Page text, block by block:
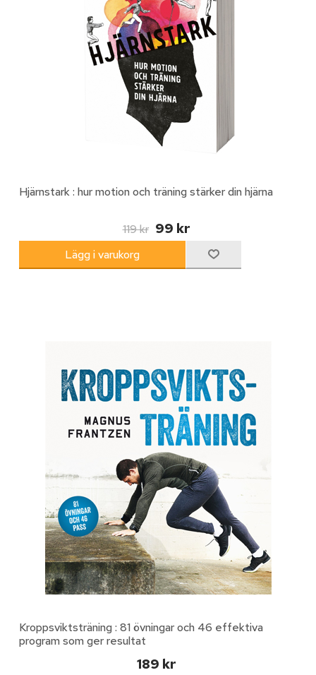
Hjärnstark : hur motion och träning stärker din hjärna
119 kr 99 kr
Kroppsviktsträning : 81 övningar och 46 effektiva
program som ger resultat
189 kr